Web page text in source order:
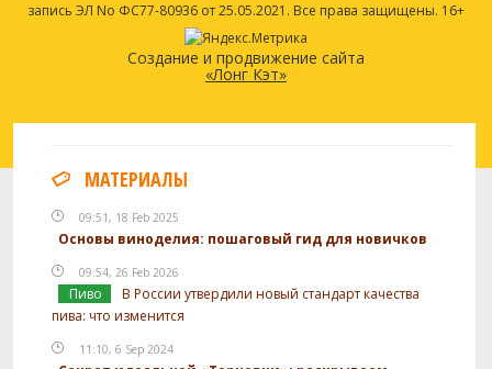
запись ЭЛ No ФС77-80936 от 25.05.2021. Все права защищены. 16+
Создание и продвижение сайта
«Лонг Кэт»
МАТЕРИАЛЫ
09:51, 18 Feb 2025
Основы виноделия: пошаговый гид для новичков
09:54, 26 Feb 2026
Пиво
В России утвердили новый стандарт качества
пива: что изменится
11:10, 6 Sep 2024